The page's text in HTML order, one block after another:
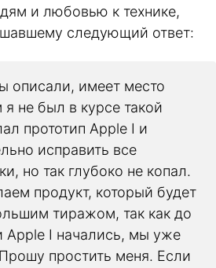
и любовью к технике,
следующий ответ:
описали, имеет место
не был в курсе такой
прототип Apple I и
исправить все
но так глубоко не копал.
продукт, который будет
тиражом, так как до
Apple I начались, мы уже
простить меня. Если